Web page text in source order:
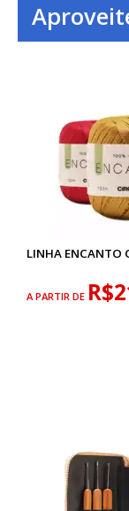
LINHA ENCANTO
A PARTIR DE